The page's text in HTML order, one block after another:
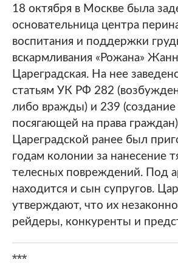
18 октября в Москве была
основательница центра
воспитания и поддержки
вскармливания «Рожана»
Цареградская. На нее
статьям УК РФ 282
либо вражды) и 239 (создание
посягающей на права
Цареградской ранее был
годам колонии за нанесение
телесных повреждений. Под
находится и сын супругов.
утверждают, что их
рейдеры, конкуренты и
***